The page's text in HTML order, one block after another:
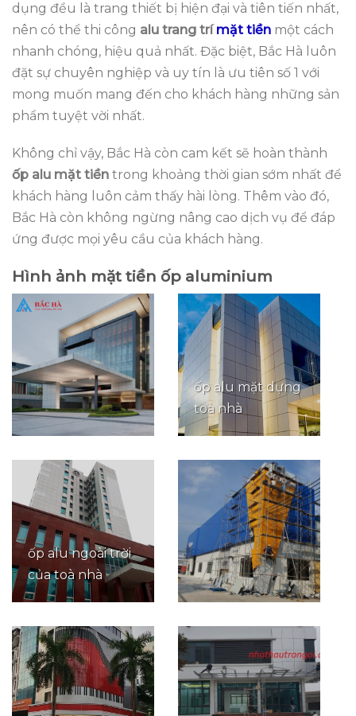
dụng đều là trang thiết bị hiện đại và tiên tiến nhất,
nên có thể thi công alu trang trímặt tiền một cách
nhanh chóng, hiệu quả nhất. Đặc biệt, Bắc Hà luôn
đặt sự chuyên nghiệp và uy tín là ưu tiên số 1 với
mong muốn mang đến cho khách hàng những sản
phẩm tuyệt vời nhất.
Không chỉ vậy, Bắc Hà còn cam kết sẽ hoàn thành
ốp alu mặt tiền trong khoảng thời gian sớm nhất để
khách hàng luôn cảm thấy hài lòng. Thêm vào đó,
Bắc Hà còn không ngừng nâng cao dịch vụ để đáp
ứng được mọi yêu cầu của khách hàng.
Hình ảnh mặt tiền ốp aluminium
ốp alu mặt dựng
toà nhà
ốp alu ngoài trời
của toà nhà